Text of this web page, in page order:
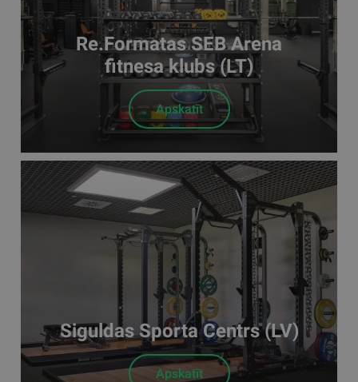
Re.Formatas SEB Arena
fitnesa klubs (LT)
Apskatīt
Siguldas Sporta Centrs (LV)
Apskatīt